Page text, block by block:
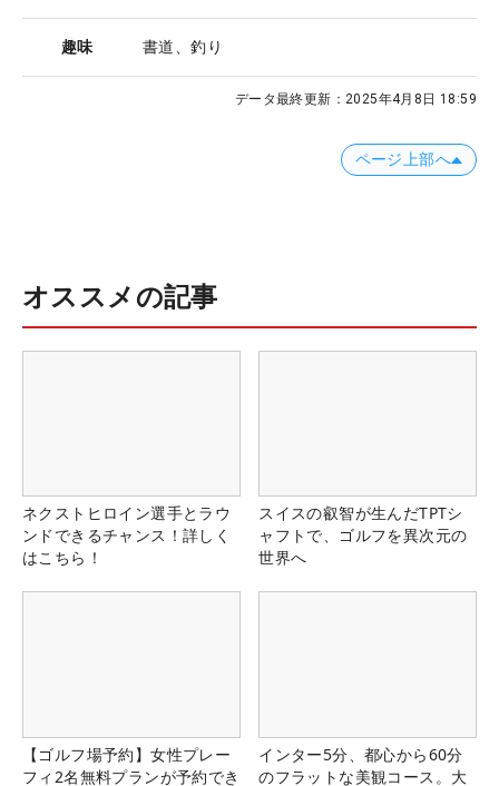
趣味 書道、釣り
データ最終更新： 2025年4月8日 18:59
ページ上部へ
オススメの記事
ネクストヒロイン選手とラウ
ンドできるチャンス！詳しく
はこちら！
スイスの叡智が生んだTPTシ
ャフトで、ゴルフを異次元の
世界へ
【ゴルフ場予約】女性プレー
フィ2名無料プランが予約でき
インター5分、都心から60分
のフラットな美観コース。大